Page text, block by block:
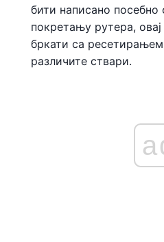
бити написано
покретању рутера,
бркати са
различите ствари.